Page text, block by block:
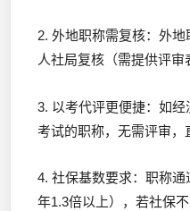
2. 外地职称需复核：外
人社局复核（需提供评审
3. 以考代评更便捷：如
考试的职称，无需评审，
4. 社保基数要求：职称
年1.3倍以上），若社保